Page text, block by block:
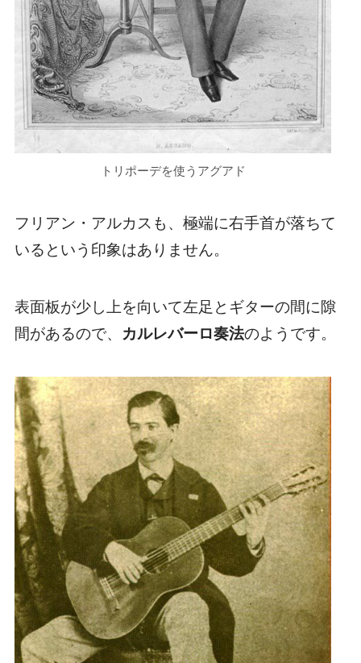
トリポーデを使うアグアド
フリアン・アルカスも、極端に右手首が落ちて
いるという印象はありません。
表面板が少し上を向いて左足とギターの間に隙
間があるので、 カルレバーロ奏法のようです。